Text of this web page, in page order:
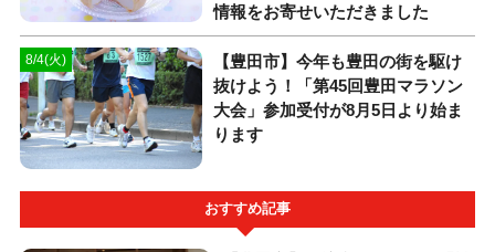
情報をお寄せいただきました
8/4(火)
【豊田市】今年も豊田の街を駆け
抜けよう！「第45回豊田マラソン
大会」参加受付が8月5日より始ま
ります
おすすめ記事